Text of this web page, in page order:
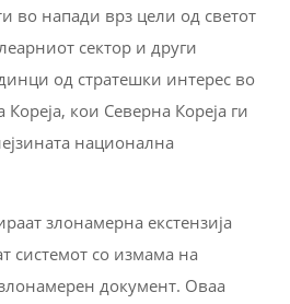
во напади врз цели од светот
сектор и други
од стратешки интерес во
кои Северна Кореја ги
национална
злонамерна екстензија
системот со измама на
документ. Оваа